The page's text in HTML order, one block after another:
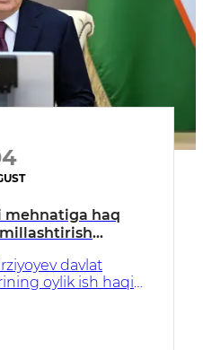
mehnatiga haq
davlat
oylik ish haqi
takliflar